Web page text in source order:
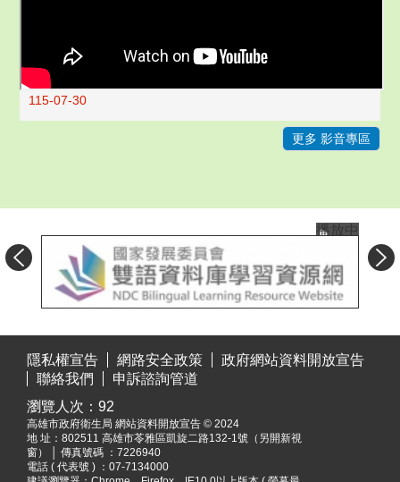
115-07-30
更多 影音專區
播放中
:::
隱私權宣告
網路安全政策
政府網站資料開放宣告
聯絡我們
申訴諮詢管道
瀏覽人次： 92
高雄市政府衛生局 網站資料開放宣告 © 2024
地 址：802511 高雄市苓雅區凱旋二路132-1號（另開新視
窗）│ 傳真號碼 ：7226940
電話 ( 代表號 ) ：07-7134000
建議瀏覽器：Chrome，Firefox，IE10.0以上版本 ( 螢幕最